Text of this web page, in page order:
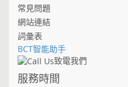
常見問題
網站連結
詞彙表
BCT智能助手
致電我們
服務時間